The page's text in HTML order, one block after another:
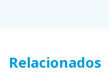
Relacionados